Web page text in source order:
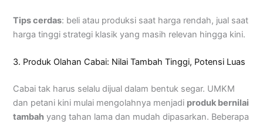
Tips cerdas: beli atau produksi saat harga rendah, jual saat
harga tinggi strategi klasik yang masih relevan hingga kini.
3. Produk Olahan Cabai: Nilai Tambah Tinggi, Potensi Luas
Cabai tak harus selalu dijual dalam bentuk segar. UMKM
dan petani kini mulai mengolahnya menjadi produk bernilai
tambah yang tahan lama dan mudah dipasarkan. Beberapa